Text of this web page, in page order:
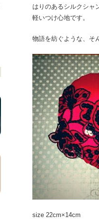
はりのあるシルクシャ
軽いつけ心地です。
物語を紡ぐような、そ
size 22cm×14cm